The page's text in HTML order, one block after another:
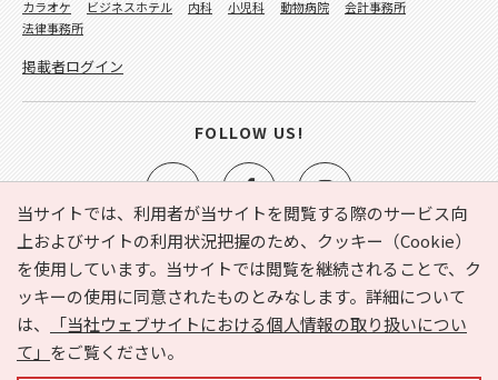
当サイトでは、利用者が当サイトを閲覧する際のサービス向
上およびサイトの利用状況把握のため、クッキー（Cookie）
を使用しています。当サイトでは閲覧を継続されることで、ク
ッキーの使用に同意されたものとみなします。詳細について
は、
「当社ウェブサイトにおける個人情報の取り扱いについ
て」 をご覧ください。
e-NAVITA（イーナビタ）とは？ お気に入り
ヘルプ
利用規約
個人情報の取り扱いについて
運営会社
サイトマップ
広告掲載に関するお問い合わせ
カラオケ
ビジネスホテル 内科 小児科 動物病院
会計事務所
法律事務所
掲載者ログイン
FOLLOW US!